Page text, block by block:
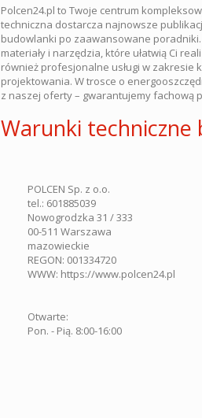
Polcen24.pl to Twoje centrum
techniczna dostarcza najnowsze
budowlanki po zaawansowane
materiały i narzędzia, które ułatwią Ci
również profesjonalne usługi w
projektowania. W trosce o
z naszej oferty – gwarantujemy fachową
Warunki techniczne
POLCEN Sp. z o.o.
tel.: 601885039
Nowogrodzka 31 / 333
00-511 Warszawa
mazowieckie
REGON: 001334720
WWW: https://www.polcen24.pl
Otwarte:
Pon. - Pią. 8:00-16:00